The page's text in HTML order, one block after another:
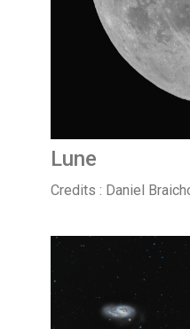
Lune
Credits : Daniel